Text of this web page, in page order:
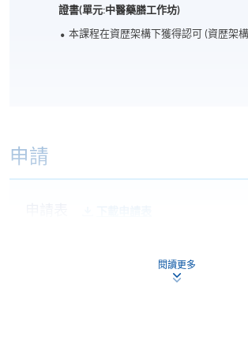
證書(單元:中醫藥膳工作坊)
本課程在資歴架構下獲得認可 (資歴架
申請
本課程不設網上報名，申請人請帶備相
閱讀更多